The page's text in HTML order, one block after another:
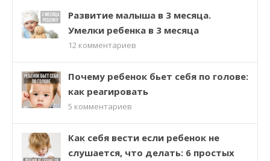
Развитие малыша в 3 месяца.
Умелки ребенка в 3 месяца
12 комментариев
Почему ребенок бьет себя по голове:
как реагировать
5 комментариев
Как себя вести если ребенок не
слушается, что делать: 6 простых